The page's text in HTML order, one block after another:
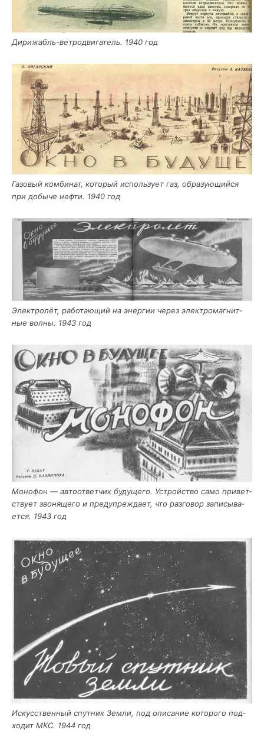
Дири­жабль-вет­ро­дви­га­тель. 1940 год
Газо­вый ком­би­нат, кото­рый исполь­зу­ет газ, обра­зу­ю­щий­ся
при добы­че неф­ти. 1940 год
Элек­тро­лёт, рабо­та­ю­щий на энер­гии через элек­тро­маг­нит­
ные вол­ны. 1943 год
Моно­фон — авто­от­вет­чик буду­ще­го. Устрой­ство само при­вет­
ству­ет зво­ня­ще­го и пре­ду­пре­жда­ет, что раз­го­вор запи­сы­ва­
ет­ся. 1943 год
Искус­ствен­ный спут­ник Зем­ли, под опи­са­ние кото­ро­го под­
хо­дит МКС. 1944 год